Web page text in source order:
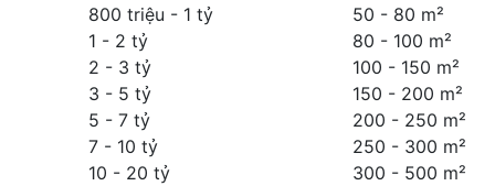
800 triệu - 1 tỷ
1 - 2 tỷ
2 - 3 tỷ
3 - 5 tỷ
5 - 7 tỷ
7 - 10 tỷ
10 - 20 tỷ
50 - 80 m²
80 - 100 m²
100 - 150 m²
150 - 200 m²
200 - 250 m²
250 - 300 m²
300 - 500 m²